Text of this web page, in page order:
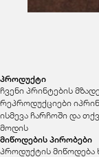
პროდუქტი
ჩვენი პრინტების
რეპროდუქციები
ისმევა ჩარჩოში და
მოდის
მიწოდების პირობები
პროდუქტის მიწოდება